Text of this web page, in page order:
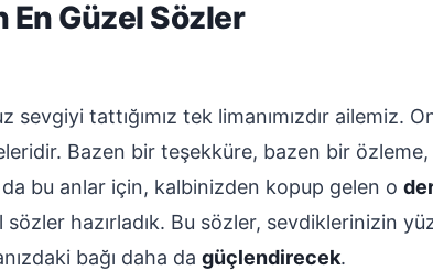
En Güzel Sözler
sevgiyi tattığımız tek limanımızdır ailemiz.
Bazen bir teşekküre, bazen bir
bu anlar için, kalbinizden kopup gelen o
hazırladık. Bu sözler, sevdiklerinizin
bağı daha da güçlendirecek.